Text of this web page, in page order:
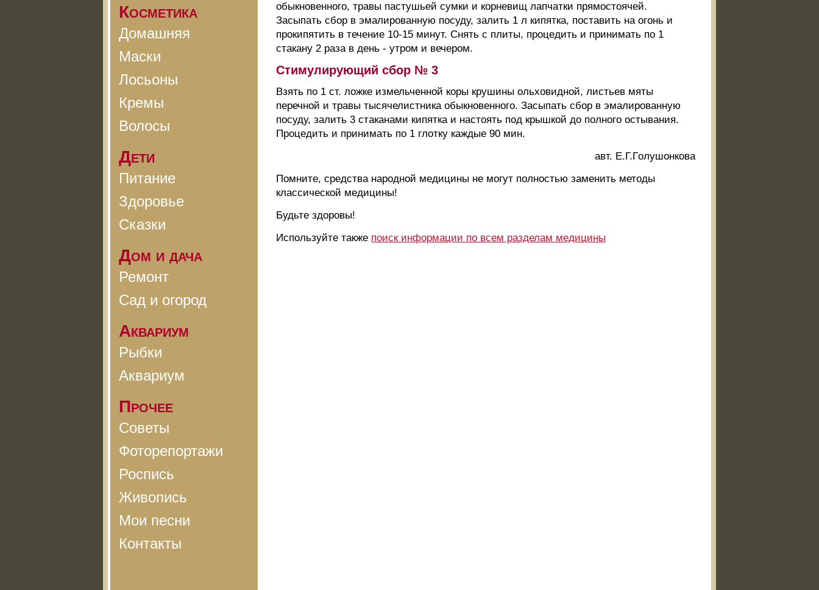
Косметика
Домашняя
Маски
Лосьоны
Кремы
Волосы
Дети
Питание
Здоровье
Сказки
Дом и дача
Ремонт
Сад и огород
Аквариум
Рыбки
Аквариум
Прочее
Советы
Фоторепортажи
Роспись
Живопись
Мои песни
Контакты
обыкновенного, травы пастушьей сумки и корневищ лапчатки прямостоячей.
Засыпать сбор в эмалированную посуду, залить 1 л кипятка, поставить на огонь и
прокипятить в течение 10-15 минут. Снять с плиты, процедить и принимать по 1
стакану 2 раза в день - утром и вечером.
Стимулирующий сбор № 3
Взять по 1 ст. ложке измельченной коры крушины ольховидной, листьев мяты
перечной и травы тысячелистника обыкновенного. Засыпать сбор в эмалированную
посуду, залить 3 стаканами кипятка и настоять под крышкой до полного остывания.
Процедить и принимать по 1 глотку каждые 90 мин.
авт. Е.Г.Гoлyшoнкoвa
Помните, средства народной медицины не могут полностью заменить методы
классической медицины!
Будьте здоровы!
Используйте также поиск информации по всем разделам медицины